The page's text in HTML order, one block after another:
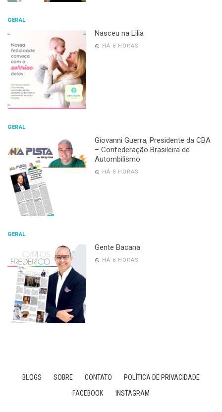
GERAL
Nasceu na Lilia
HÁ 8 HORAS
GERAL
Giovanni Guerra, Presidente da CBA
– Confederação Brasileira de
Autombilismo
HÁ 8 HORAS
GERAL
Gente Bacana
HÁ 8 HORAS
BLOGS SOBRE CONTATO
POLÍTICA DE PRIVACIDADE
FACEBOOK
INSTAGRAM